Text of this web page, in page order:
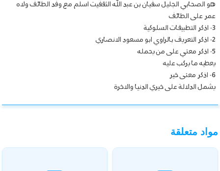
هو الصحابي الجليل سفيان بن عبد الله الثقفيت اسلم مع وفد الطائف ولاه
عمر على الطائف
3- اذكر التطبيقات السلوكية
2- اذكر التعريف بالراوي ابو مسعود الانصاري
5- اذكر معني على من يحمله
يعطيه ما يركب عليه
6- اذكر معنى خير
يشمل الدلالة على خيري الدنيا والاخرة
مواد متعلقة